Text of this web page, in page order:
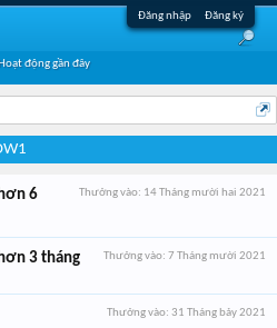
Đăng nhập Đăng ký
Thưởng vào: 14 Tháng mười hai 2021
6
Thưởng vào: 7 Tháng mười 2021
3 tháng
Thưởng vào: 31 Tháng bảy 2021
Hoạt động gần đây